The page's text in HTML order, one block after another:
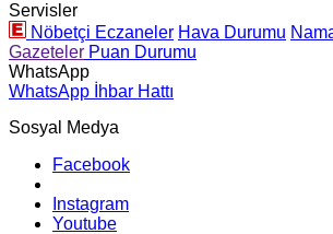
Servisler
Nöbetçi Eczaneler Hava Durumu
Gazeteler Puan Durumu
WhatsApp
WhatsApp İhbar Hattı
Sosyal Medya
Facebook
Instagram
Youtube